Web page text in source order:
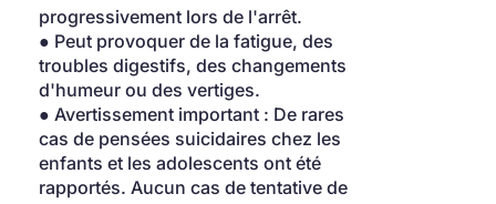
progressivement lors de l'arrêt.
● Peut provoquer de la fatigue, des
troubles digestifs, des changements
d'humeur ou des vertiges.
● Avertissement important : De rares
cas de pensées suicidaires chez les
enfants et les adolescents ont été
rapportés. Aucun cas de tentative de